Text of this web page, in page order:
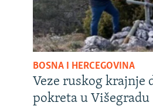
BOSNA I HERCEGOVINA
Veze ruskog krajnje
pokreta u Višegradu